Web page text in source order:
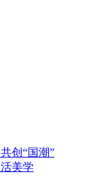
创“国潮”
美学